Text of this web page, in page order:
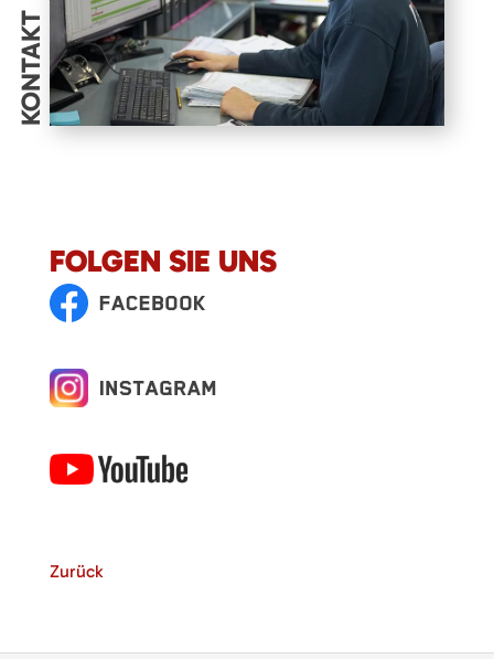
KONTAKT
FOLGEN SIE UNS
Zurück